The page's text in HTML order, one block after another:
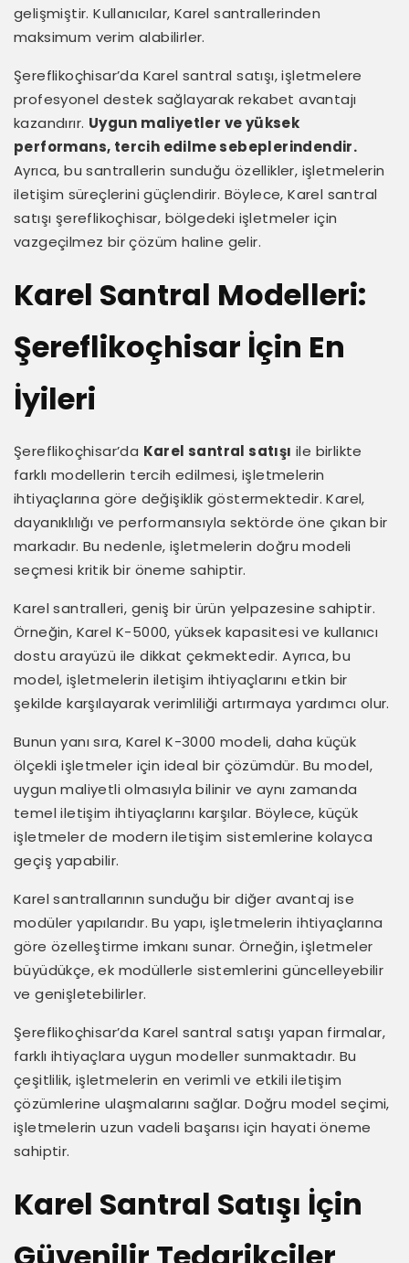
gelişmiştir. Kullanıcılar, Karel santrallerinden
maksimum verim alabilirler.
Şereflikoçhisar’da Karel santral satışı, işletmelere
profesyonel destek sağlayarak rekabet avantajı
kazandırır. Uygun maliyetler ve yüksek
performans, tercih edilme sebeplerindendir.
Ayrıca, bu santrallerin sunduğu özellikler, işletmelerin
iletişim süreçlerini güçlendirir. Böylece, Karel santral
satışı şereflikoçhisar, bölgedeki işletmeler için
vazgeçilmez bir çözüm haline gelir.
Karel Santral Modelleri:
Şereflikoçhisar İçin En
İyileri
Şereflikoçhisar’da Karel santral satışı ile birlikte
farklı modellerin tercih edilmesi, işletmelerin
ihtiyaçlarına göre değişiklik göstermektedir. Karel,
dayanıklılığı ve performansıyla sektörde öne çıkan bir
markadır. Bu nedenle, işletmelerin doğru modeli
seçmesi kritik bir öneme sahiptir.
Karel santralleri, geniş bir ürün yelpazesine sahiptir.
Örneğin, Karel K-5000, yüksek kapasitesi ve kullanıcı
dostu arayüzü ile dikkat çekmektedir. Ayrıca, bu
model, işletmelerin iletişim ihtiyaçlarını etkin bir
şekilde karşılayarak verimliliği artırmaya yardımcı olur.
Bunun yanı sıra, Karel K-3000 modeli, daha küçük
ölçekli işletmeler için ideal bir çözümdür. Bu model,
uygun maliyetli olmasıyla bilinir ve aynı zamanda
temel iletişim ihtiyaçlarını karşılar. Böylece, küçük
işletmeler de modern iletişim sistemlerine kolayca
geçiş yapabilir.
Karel santrallarının sunduğu bir diğer avantaj ise
modüler yapılarıdır. Bu yapı, işletmelerin ihtiyaçlarına
göre özelleştirme imkanı sunar. Örneğin, işletmeler
büyüdükçe, ek modüllerle sistemlerini güncelleyebilir
ve genişletebilirler.
Şereflikoçhisar’da Karel santral satışı yapan firmalar,
farklı ihtiyaçlara uygun modeller sunmaktadır. Bu
çeşitlilik, işletmelerin en verimli ve etkili iletişim
çözümlerine ulaşmalarını sağlar. Doğru model seçimi,
işletmelerin uzun vadeli başarısı için hayati öneme
sahiptir.
Karel Santral Satışı İçin